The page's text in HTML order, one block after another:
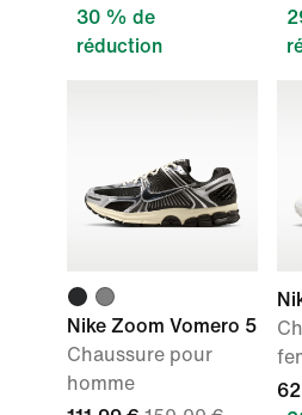
30 % de
réduction
Nike Zoom Vomero 5
Chaussure pour
homme